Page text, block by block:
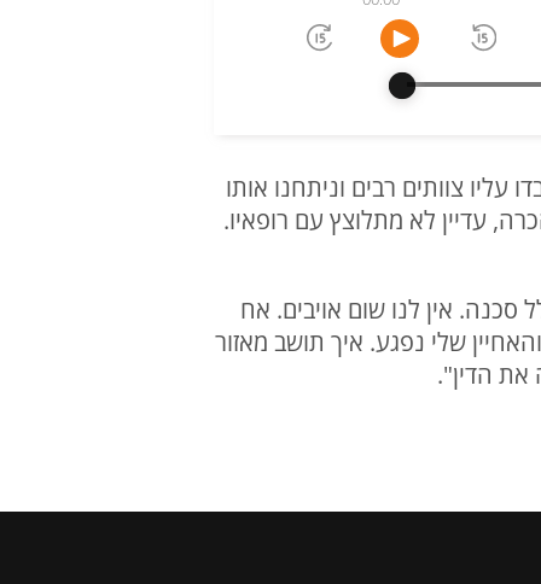
צוותים רבים וניתחנו אותו
והוא במצב טוב ובהכרה, עדיין לא מתלוצץ עם רופאיו.
סכנה. אין לנו שום אויבים. אח
שלי נפגע. איך תושב מאזור
הדין".